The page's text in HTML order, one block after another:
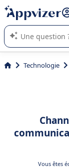
répondre
L'IA de Appvizer
logiciel SaaS en
Technologie
Vous êtes